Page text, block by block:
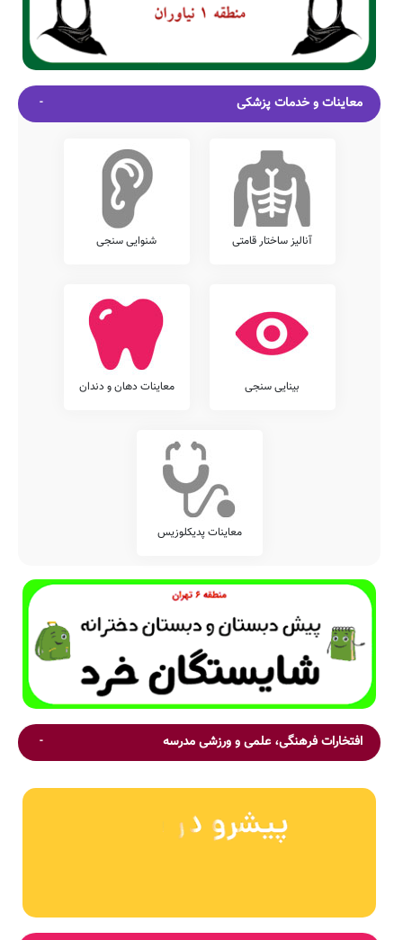
معاینات و خدمات پزشکی
آنالیز ساختار قامتی شنوایی سنجی
بینایی سنجی معاینات دهان و دندان
معاینات پدیکلوزیس
افتخارات فرهنگی، علمی و ورزشی مدرسه